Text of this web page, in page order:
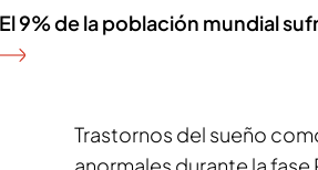
El 9% de la población mundial
Trastornos del sueño